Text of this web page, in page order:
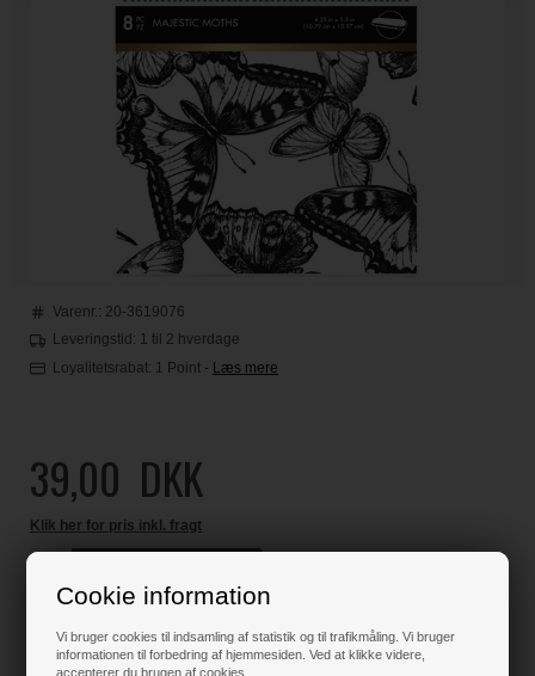
Cookie information
Vi bruger cookies til indsamling af statistik og til trafikmåling. Vi bruger
informationen til forbedring af hjemmesiden. Ved at klikke videre,
accepterer du brugen af cookies.
Varenr.: 20-3619076
Leveringstid: 1 til 2 hverdage
Loyalitetsrabat: 1 Point - Læs mere
39,00 DKK
Klik her for pris inkl. fragt
Varen er på lager